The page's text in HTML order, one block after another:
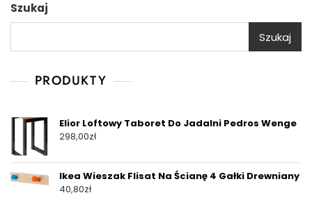
Szukaj
Szukaj
PRODUKTY
Elior Loftowy Taboret Do Jadalni Pedros Wenge
298,00zł
Ikea Wieszak Flisat Na Ścianę 4 Gałki Drewniany
40,80zł